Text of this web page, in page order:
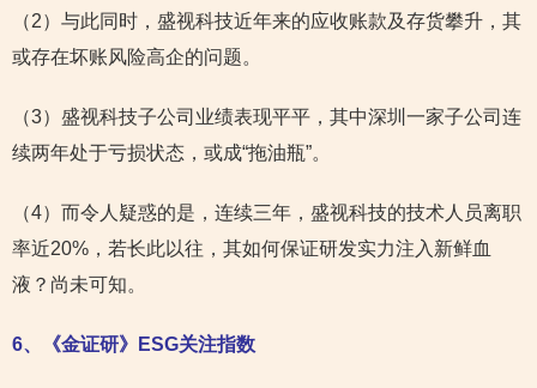
（2）与此同时，盛视科技近年来的应收账款及存货攀升，其
或存在坏账风险高企的问题。
（3）盛视科技子公司业绩表现平平，其中深圳一家子公司连
续两年处于亏损状态，或成“拖油瓶”。
（4）而令人疑惑的是，连续三年，盛视科技的技术人员离职
率近20%，若长此以往，其如何保证研发实力注入新鲜血
液？尚未可知。
6、《金证研》ESG关注指数